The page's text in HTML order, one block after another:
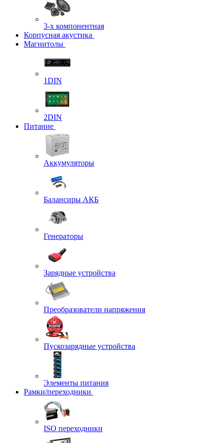
3-х компонентная
Корпусная акустика
Магнитолы
1DIN
2DIN
Питание
Аккумуляторы
Балансиры АКБ
Генераторы
Зарядные устройства
Преобразователи напряжения
Пускозарядные устройства
Элементы питания
Рамки/переходники
ISO переходники